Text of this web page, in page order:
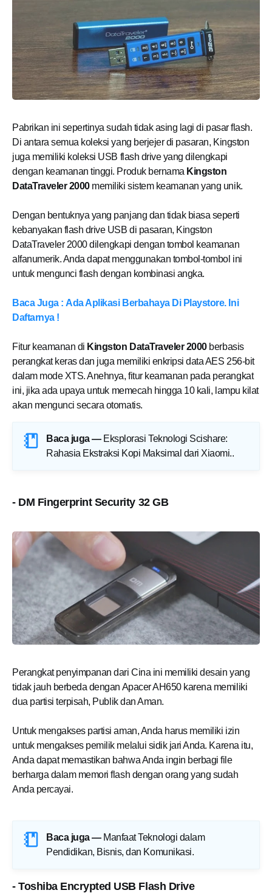
Pabrikan ini sepertinya sudah tidak asing lagi di pasar flash.
Di antara semua koleksi yang berjejer di pasaran, Kingston
juga memiliki koleksi USB flash drive yang dilengkapi
dengan keamanan tinggi. Produk bernama Kingston
DataTraveler 2000memiliki sistem keamanan yang unik.
Dengan bentuknya yang panjang dan tidak biasa seperti
kebanyakan flash drive USB di pasaran, Kingston
DataTraveler 2000 dilengkapi dengan tombol keamanan
alfanumerik. Anda dapat menggunakan tombol-tombol ini
untuk mengunci flash dengan kombinasi angka.
Baca Juga : Ada Aplikasi Berbahaya Di Playstore. Ini
Daftarnya !
Fitur keamanan di Kingston DataTraveler 2000berbasis
perangkat keras dan juga memiliki enkripsi data AES 256-bit
dalam mode XTS. Anehnya, fitur keamanan pada perangkat
ini, jika ada upaya untuk memecah hingga 10 kali, lampu kilat
akan mengunci secara otomatis.
Baca juga — Eksplorasi Teknologi Scishare:
Rahasia Ekstraksi Kopi Maksimal dari Xiaomi..
- DM Fingerprint Security 32 GB
Perangkat penyimpanan dari Cina ini memiliki desain yang
tidak jauh berbeda dengan Apacer AH650 karena memiliki
dua partisi terpisah, Publik dan Aman.
Untuk mengakses partisi aman, Anda harus memiliki izin
untuk mengakses pemilik melalui sidik jari Anda. Karena itu,
Anda dapat memastikan bahwa Anda ingin berbagi file
berharga dalam memori flash dengan orang yang sudah
Anda percayai.
Baca juga — Manfaat Teknologi dalam
Pendidikan, Bisnis, dan Komunikasi.
- Toshiba Encrypted USB Flash Drive